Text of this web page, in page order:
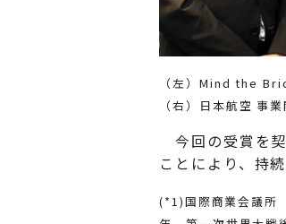
（左）Mind the
（右）日本航空 事
今回の受賞を
ことにより、持
(*1)国際商業会議所